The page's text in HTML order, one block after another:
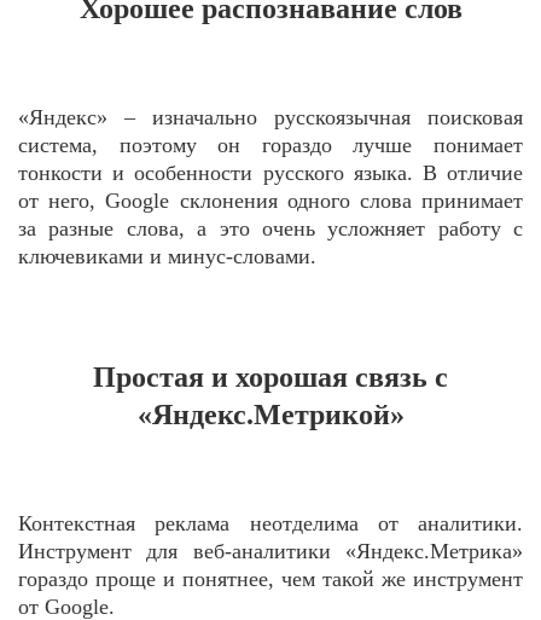
Хорошее распознавание слов
«Яндекс» – изначально русскоязычная поисковая
система, поэтому он гораздо лучше понимает
тонкости и особенности русского языка. В отличие
от него, Google склонения одного слова принимает
за разные слова, а это очень усложняет работу с
ключевиками и минус-словами.
Простая и хорошая связь с
«Яндекс.Метрикой»
Контекстная реклама неотделима от аналитики.
Инструмент для веб-аналитики «Яндекс.Метрика»
гораздо проще и понятнее, чем такой же инструмент
от Google.